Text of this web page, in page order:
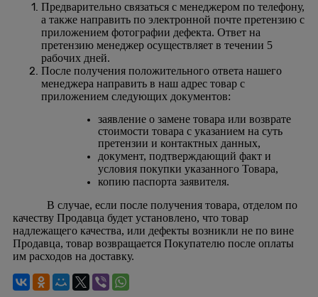
Предварительно связаться с менеджером по телефону,
а также направить по электронной почте претензию с
приложением фотографии дефекта. Ответ на
претензию менеджер осуществляет в течении 5
рабочих дней.
После получения положительного ответа нашего
менеджера направить в наш адрес товар с
приложением следующих документов:
заявление о замене товара или возврате
стоимости товара с указанием на суть
претензии и контактных данных,
документ, подтверждающий факт и
условия покупки указанного Товара,
копию паспорта заявителя.
В случае, если после получения товара, отделом по
качеству Продавца будет установлено, что товар
надлежащего качества, или дефекты возникли не по вине
Продавца, товар возвращается Покупателю после оплаты
им расходов на доставку.